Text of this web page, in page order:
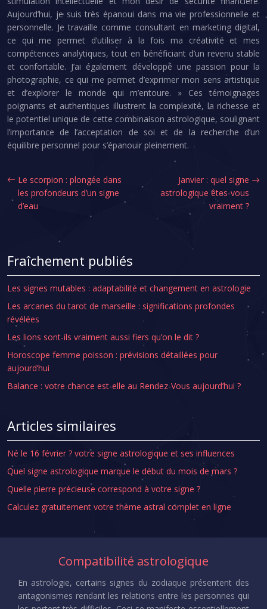
Aujourd’hui, je suis très épanoui dans ma vie professionnelle et
personnelle. Je travaille comme consultant en marketing digital,
ce qui me permet d’utiliser à la fois ma créativité et mes
compétences analytiques, tout en bénéficiant d’un revenu stable
et confortable. J’ai également développé une passion pour la
photographie, ce qui me permet d’exprimer mon sens artistique
et d’explorer le monde qui m’entoure. » Ces témoignages
poignants et authentiques illustrent la complexité, la richesse et
le potentiel unique de cette combinaison astrologique, soulignant
l’importance de l’acceptation de soi et de la recherche d’un
équilibre personnel pour s’épanouir pleinement.
Le scorpion : plongée dans
les profondeurs d’un signe
d’eau
Janvier : quel signe
astrologique êtes-vous
vraiment ?
Fraîchement publiés
Les signes mutables : adaptabilité et changement en astrologie
Les arcanes du tarot de marseille : significations profondes
révélées
Les lions sont-ils vraiment aussi fiers qu’on le dit ?
Horoscope femme poisson : prévisions détaillées pour
aujourd’hui
Balance : votre chance est-elle au Rendez-Vous aujourd’hui ?
Articles similaires
Né le 16 février ? votre signe astrologique et ses influences
Quel signe astrologique marque le début du mois de mars ?
Quelle pierre précieuse correspond à votre signe ?
Calculez gratuitement votre thème astral complet en ligne
Compatibilité astrologique
En astrologie, certains signes du zodiaque présentent des
antagonismes rendant les relations entre les personnes qui